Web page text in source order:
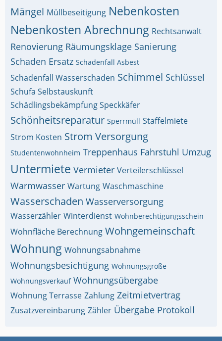
Mängel Müllbeseitigung Nebenkosten
Nebenkosten Abrechnung Rechtsanwalt
Renovierung Räumungsklage Sanierung
Schaden Ersatz Schadenfall Asbest
Schadenfall Wasserschaden Schimmel Schlüssel
Schufa Selbstauskunft
Schädlingsbekämpfung Speckkäfer
Schönheitsreparatur Sperrmüll Staffelmiete
Strom Kosten Strom Versorgung
Studentenwohnheim Treppenhaus Fahrstuhl Umzug
Untermiete Vermieter Verteilerschlüssel
Warmwasser Wartung Waschmaschine
Wasserschaden Wasserversorgung
Wasserzähler Winterdienst Wohnberechtigungsschein
Wohnfläche Berechnung Wohngemeinschaft
Wohnung Wohnungsabnahme
Wohnungsbesichtigung Wohnungsgröße
Wohnungsverkauf Wohnungsübergabe
Wohnung Terrasse Zahlung Zeitmietvertrag
Zusatzvereinbarung Zähler Übergabe Protokoll